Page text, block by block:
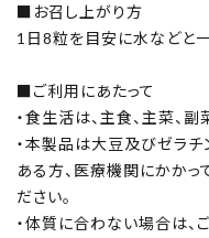
■お召し上がり方
1日8粒を目安に水などと
■ご利用にあたって
・食生活は、主食、主菜、
・本製品は大豆及びゼラチ
ある方、医療機関にかかっ
ださい。
・体質に合わない場合は、